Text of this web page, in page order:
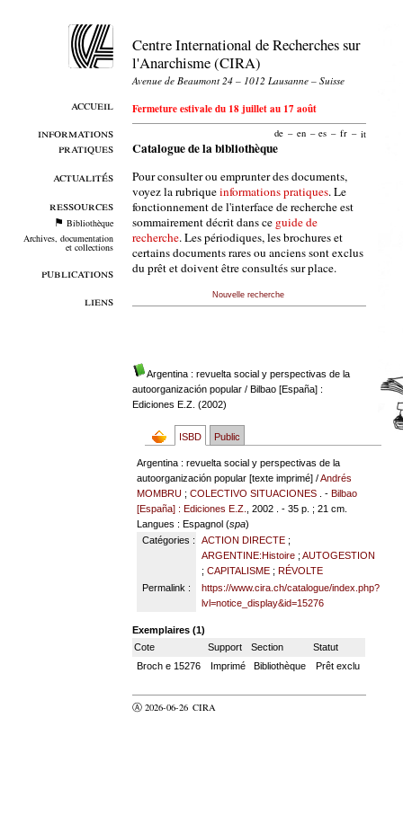
accueil
informations
pratiques
actualités
ressources
Bibliothèque
Archives, documentation
et collections
publications
liens
Centre International de Recherches sur
l'Anarchisme (CIRA)
Avenue de Beaumont 24 – 1012 Lausanne – Suisse
Fermeture estivale du 18 juillet au 17 août
de – en – es – fr – it
Catalogue de la bibliothèque
Pour consulter ou emprunter des documents,
voyez la rubriqueinformations pratiques. Le
fonctionnement de l'interface de recherche est
sommairement décrit dans ce guide de
recherche. Les périodiques, les brochures et
certains documents rares ou anciens sont exclus
du prêt et doivent être consultés sur place.
Nouvelle recherche
Argentina : revuelta social y perspectivas de la
autoorganización popular/ Bilbao [España] :
Ediciones E.Z. (2002)
ISBD Public
Argentina : revuelta social y perspectivas de la
autoorganización popular [texte imprimé] /Andrés
MOMBRU ;COLECTIVO SITUACIONES . -Bilbao
[España] : Ediciones E.Z.
, 2002 . - 35 p. ; 21 cm.
Langues : Espagnol (spa)
Catégories :
ACTION DIRECTE;
ARGENTINE:Histoire; AUTOGESTION
; CAPITALISME; RÉVOLTE
Permalink :
https://www.cira.ch/catalogue/index.php?
lvl=notice_display&id=15276
Exemplaires (1)
Cote
Support Section
Statut
Broch e 15276
Imprimé Bibliothèque Prêt exclu
Ⓐ 2026-06-26 CIRA